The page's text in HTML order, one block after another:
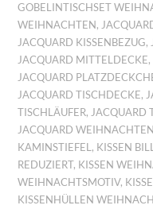
GOBELINTISCHSET
WEIHNACHTEN,
JACQUARD KISSENBEZUG,
JACQUARD MITTELDECKE,
JACQUARD
JACQUARD TISCHDECKE,
TISCHLÄUFER, JACQUARD
JACQUARD WEIHNACHTEN
KAMINSTIEFEL , KISSEN
REDUZIERT, KISSEN
WEIHNACHTSMOTIV,
KISSENHÜLLEN